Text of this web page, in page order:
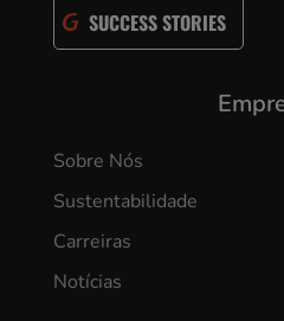
SUCCESS STORIES
Sobre Nós
Sustentabilidade
Carreiras
Notícias